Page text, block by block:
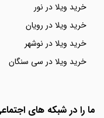
خرید ویلا در نور
خرید ویلا در رویان
خرید ویلا در نوشهر
خرید ویلا در سی سنگان
ما را در شبکه های